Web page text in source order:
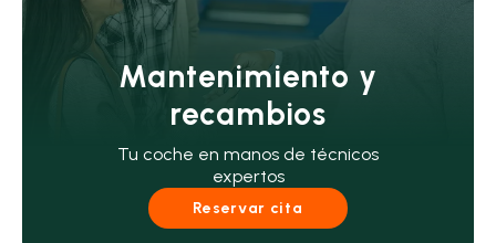
Mantenimiento y
recambios
Tu coche en manos de técnicos
expertos
Reservar cita